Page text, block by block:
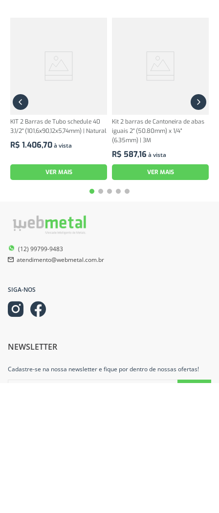
KIT 2 Barras de Tubo schedule 40
3,1/2" (101,6x90,12x5,74mm) | Natural
R$ 1.406,70à vista
VER MAIS
Kit 2 barras de Cantoneira de abas
iguais 2" (50.80mm) x 1/4"
(6.35mm) | 3M
R$ 587,16 à vista
VER MAIS
(12) 99799-9483
atendimento@webmetal.com.br
SIGA-NOS
NEWSLETTER
Cadastre-se na nossa newsletter e fique por dentro de nossas ofertas!